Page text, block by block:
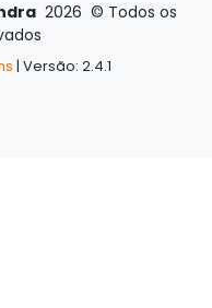
2026 © Todos os
| Versão: 2.4.1